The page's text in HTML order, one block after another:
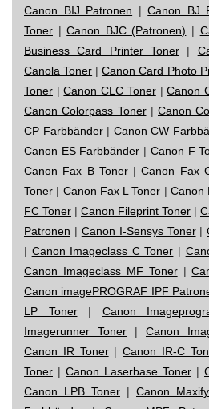
Canon BIJ Patronen |Canon BJ
Toner |Canon BJC (Patronen) |
Business Card Printer Toner |
Canola Toner |Canon Card Photo
Toner |Canon CLC Toner|Canon
Canon Colorpass Toner| Canon
CP Farbbänder| Canon CW
Canon ES Farbbänder | Canon F
Canon Fax B Toner|Canon Fax
Toner | Canon Fax L Toner | Canon
FC Toner | Canon Fileprint Toner |
Patronen | Canon I-Sensys Toner|
| Canon Imageclass C Toner |
Canon Imageclass MF Toner|
Canon imagePROGRAF IPF
LP Toner| Canon
Imagerunner Toner | Canon
Canon IR Toner|Canon IR-C
Toner | Canon Laserbase Toner |
Canon LPB Toner | Canon